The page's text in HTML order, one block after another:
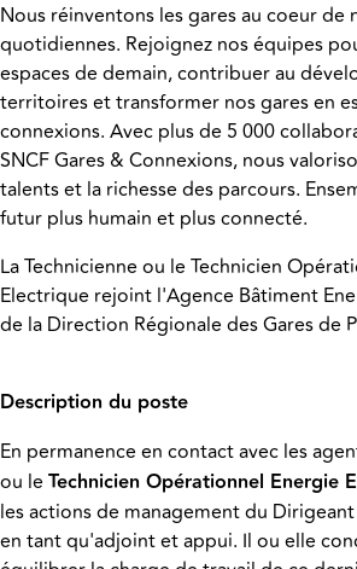
Nous réinventons les gares au coeur de
quotidiennes. Rejoignez nos équipes
espaces de demain, contribuer au
territoires et transformer nos gares en
connexions. Avec plus de 5 000
SNCF Gares & Connexions, nous
talents et la richesse des parcours.
futur plus humain et plus connecté.
La Technicienne ou le Technicien
Electrique rejoint l'Agence Bâtiment
de la Direction Régionale des Gares de
Description du poste
En permanence en contact avec les
ou le Technicien Opérationnel Energie
les actions de management du
en tant qu'adjoint et appui. Il ou elle